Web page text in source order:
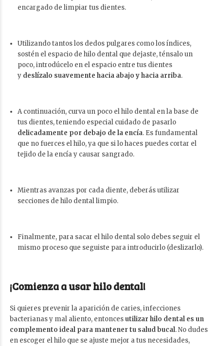
encargado de limpiar tus dientes.
Utilizando tantos los dedos pulgares como los índices,
sostén el espacio de hilo dental que dejaste, ténsalo un
poco, introdúcelo en el espacio entre tus dientes
y deslízalo suavemente hacia abajo y hacia arriba.
A continuación, curva un poco el hilo dental en la base de
tus dientes, teniendo especial cuidado de pasarlo
delicadamente por debajo de la encía. Es fundamental
que no fuerces el hilo, ya que si lo haces puedes cortar el
tejido de la encía y causar sangrado.
Mientras avanzas por cada diente, deberás utilizar
secciones de hilo dental limpio.
Finalmente, para sacar el hilo dental solo debes seguir el
mismo proceso que seguiste para introducirlo (deslizarlo).
¡Comienza a usar hilo dental!
Si quieres prevenir la aparición de caries, infecciones
bacterianas y mal aliento, entoncesutilizar hilo dental es un
complemento ideal para mantener tu salud bucal. No dudes
en escoger el hilo que se ajuste mejor a tus necesidades,